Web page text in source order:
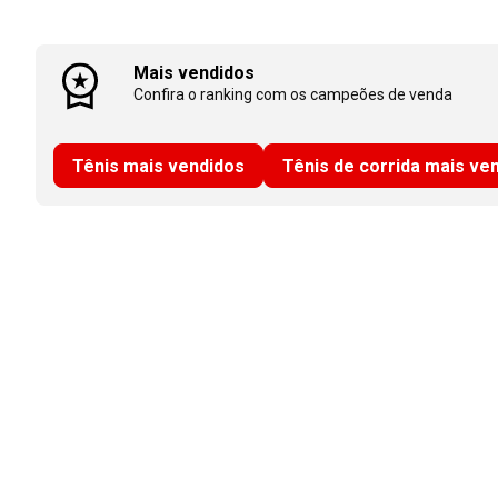
Mais vendidos
Confira o ranking com os campeões de venda
Tênis mais vendidos Tênis de corrida mais